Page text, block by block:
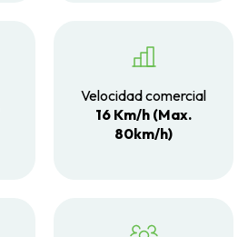
Velocidad comercial
16 Km/h (Max.
80km/h)